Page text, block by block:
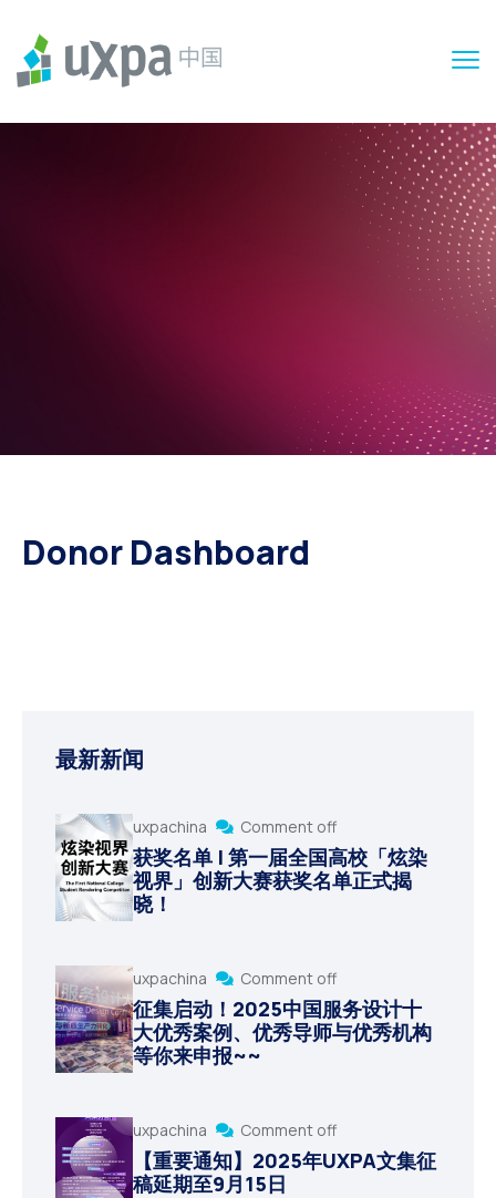
Donor Dashboard
最新新闻
uxpachina Comment off
获奖名单 | 第一届全国高校「炫染
视界」创新大赛获奖名单正式揭
晓！
uxpachina Comment off
征集启动！2025中国服务设计十
大优秀案例、优秀导师与优秀机构
等你来申报~~
uxpachina Comment off
【重要通知】2025年UXPA文集征
稿延期至9月15日